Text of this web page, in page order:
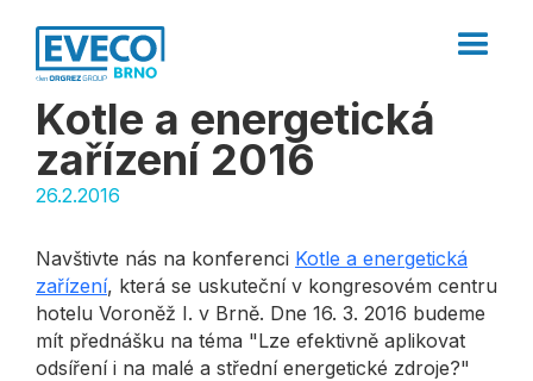
Kotle a energetická
zařízení 2016
26.2.2016
Navštivte nás na konferenci Kotle a energetická
zařízení, která se uskuteční v kongresovém centru
hotelu Voroněž I. v Brně. Dne 16. 3. 2016 budeme
mít přednášku na téma "Lze efektivně aplikovat
odsíření i na malé a střední energetické zdroje?"